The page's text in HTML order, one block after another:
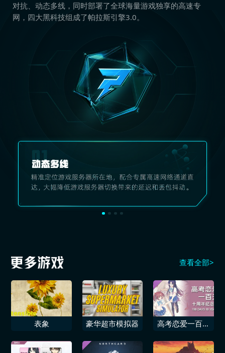
对抗、动态多线，同时部署了全球海量游戏独享的高速专
网，四大黑科技组成了帕拉斯引擎3.0。
查看全部>
表象 豪华超市模拟器
高考恋爱一百天